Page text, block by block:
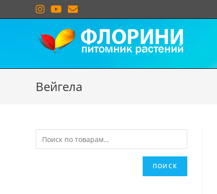
Вейгела
ПОИСК